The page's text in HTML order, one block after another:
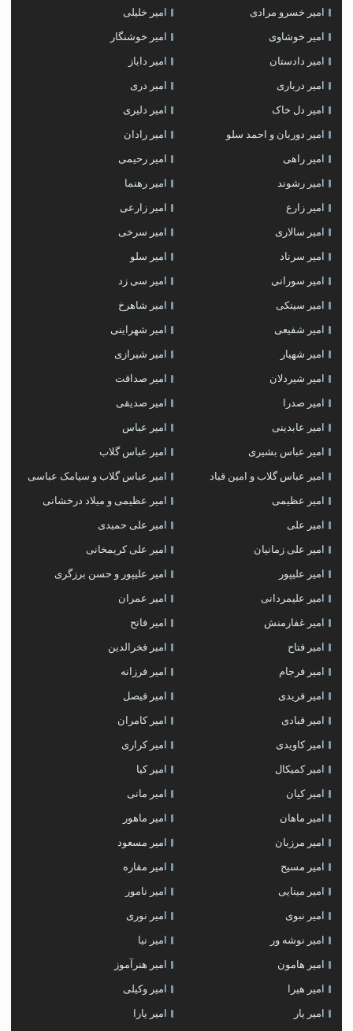
امیر خسرو مرادی امیر خلیلی
امیر خوشاوی امیر خوشنگار
امیر دادستان امیر دایاز
امیر درباری امیر دری
امیر دل خاک امیر دلیری
امیر دوربان و احمد سلو امیر رادان
امیر راهی امیر رحیمی
امیر رشوند امیر رهنما
امیر زارع امیر زارعی
امیر سالاری امیر سرخی
امیر سرناد امیر سلو
امیر سورانی امیر سی زد
امیر سینکی امیر شاهرخ
امیر شفیعی امیر شهراینی
امیر شهیار امیر شیرازی
امیر شیردلان امیر صداقت
امیر صدرا امیر صدیقی
امیر عابدینی امیر عباس
امیر عباس بشیری امیر عباس گلاب
امیر عباس گلاب و امین قباد امیر عباس گلاب و سیامک عباسی
امیر عظیمی امیر عظیمی و میلاد درخشانی
امیر علی امیر علی حمیدی
امیر علی زمانیان امیر علی کریمخانی
امیر علیپور امیر علیپور و حسن برزگری
امیر علیمردانی امیر عمران
امیر غفارمنش امیر فاتح
امیر فتاح امیر فخرالدین
امیر فرجام امیر فرزانه
امیر فریدی امیر فیصل
امیر قبادی امیر کامران
امیر کاویدی امیر کراری
امیر کمیکال امیر کیا
امیر کیان امیر مانی
امیر ماهان امیر ماهور
امیر مرزبان امیر مسعود
امیر مسیح امیر مقاره
امیر مینایی امیر نامور
امیر نبوی امیر نوری
امیر نوشه ور امیر نیا
امیر هامون امیر هنرآموز
امیر هیرا امیر وکیلی
امیر یار امیر یارا